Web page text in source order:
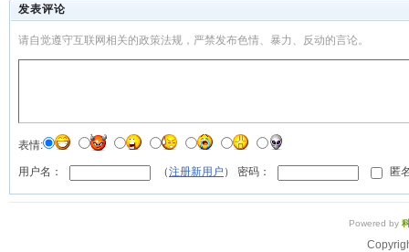
发表评论
请自觉遵守互联网相关的政策法规，严禁发布色情、暴力、反动的言论。
表情:
用户名： （注册新用户 ） 密码： 匿
Powered by